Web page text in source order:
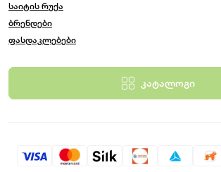
საიტის რუქა
ბრენდები
ფასდაკლებები
კატალოგი